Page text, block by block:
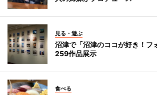
見る・遊ぶ
沼津で「沼津のココが好き！
259作品展示
食べる